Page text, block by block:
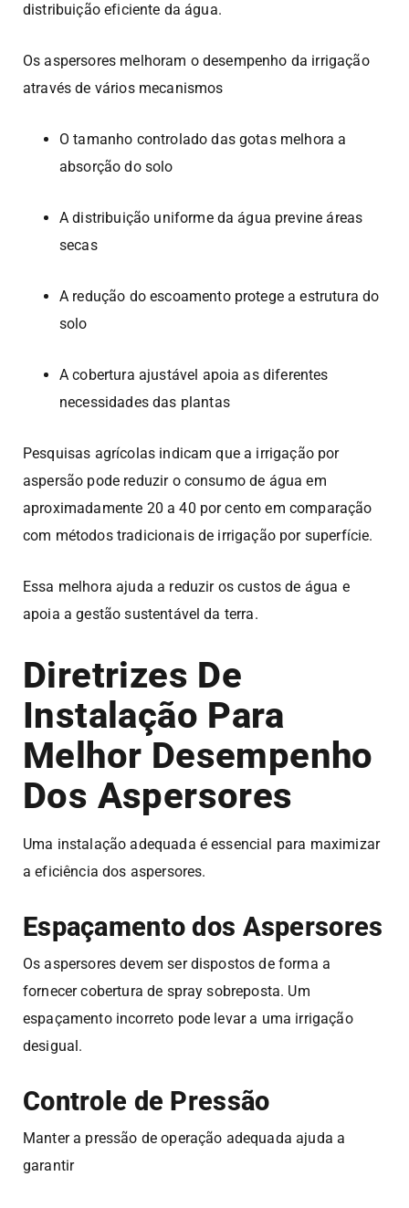
distribuição eficiente da água.
Os aspersores melhoram o desempenho da irrigação
através de vários mecanismos
O tamanho controlado das gotas melhora a
absorção do solo
A distribuição uniforme da água previne áreas
secas
A redução do escoamento protege a estrutura do
solo
A cobertura ajustável apoia as diferentes
necessidades das plantas
Pesquisas agrícolas indicam que a irrigação por
aspersão pode reduzir o consumo de água em
aproximadamente 20 a 40 por cento em comparação
com métodos tradicionais de irrigação por superfície.
Essa melhora ajuda a reduzir os custos de água e
apoia a gestão sustentável da terra.
Diretrizes De
Instalação Para
Melhor Desempenho
Dos Aspersores
Uma instalação adequada é essencial para maximizar
a eficiência dos aspersores.
Espaçamento dos Aspersores
Os aspersores devem ser dispostos de forma a
fornecer cobertura de spray sobreposta. Um
espaçamento incorreto pode levar a uma irrigação
desigual.
Controle de Pressão
Manter a pressão de operação adequada ajuda a
garantir